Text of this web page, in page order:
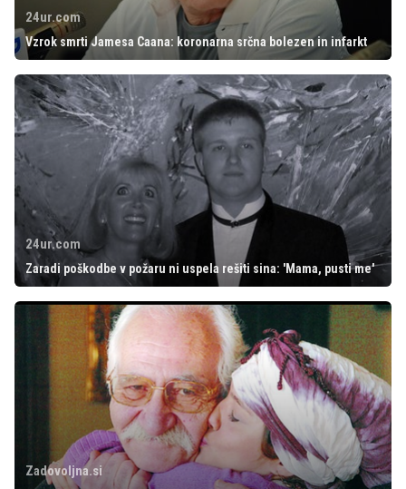
24ur.com
Vzrok smrti Jamesa Caana: koronarna srčna bolezen in infarkt
24ur.com
Zaradi poškodbe v požaru ni uspela rešiti sina: 'Mama, pusti me'
Zadovoljna.si